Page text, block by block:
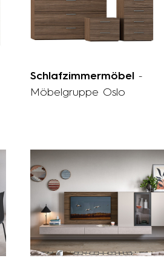
Schlafzimmermöbel -
Möbelgruppe Oslo